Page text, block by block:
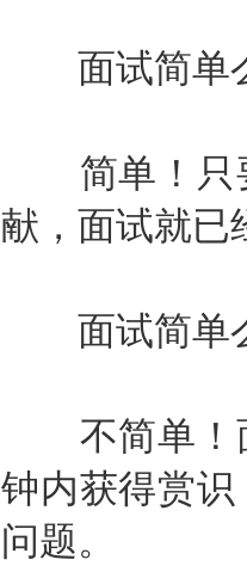
面试简单
简单！只
献，面试就已
面试简单
不简单！
钟内获得赏
问题。